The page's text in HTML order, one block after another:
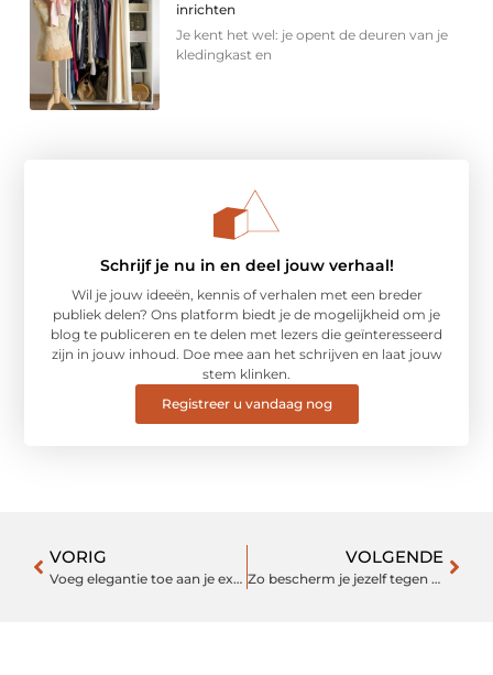
inrichten
Je kent het wel: je opent de deuren van je
kledingkast en
Schrijf je nu in en deel jouw verhaal!
Wil je jouw ideeën, kennis of verhalen met een breder
publiek delen? Ons platform biedt je de mogelijkheid om je
blog te publiceren en te delen met lezers die geïnteresseerd
zijn in jouw inhoud. Doe mee aan het schrijven en laat jouw
stem klinken.
Registreer u vandaag nog
VORIG
Voeg elegantie toe aan je exterieur met zwart deurbeslag voor buiten
VOLGENDE
Zo bescherm je jezelf tegen de meest voorkomende inbraakmethoden